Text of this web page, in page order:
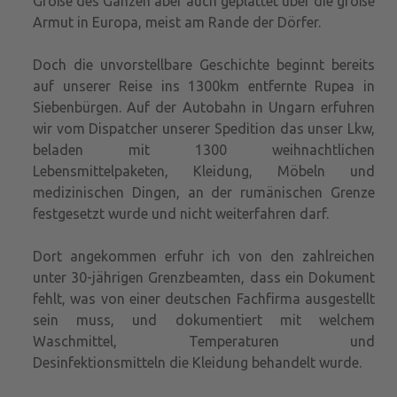
Armut in Europa, meist am Rande der Dörfer.
Doch die unvorstellbare Geschichte beginnt bereits
auf unserer Reise ins 1300km entfernte Rupea in
Siebenbürgen. Auf der Autobahn in Ungarn erfuhren
wir vom Dispatcher unserer Spedition das unser Lkw,
beladen mit 1300 weihnachtlichen
Lebensmittelpaketen, Kleidung, Möbeln und
medizinischen Dingen, an der rumänischen Grenze
festgesetzt wurde und nicht weiterfahren darf.
Dort angekommen erfuhr ich von den zahlreichen
unter 30-jährigen Grenzbeamten, dass ein Dokument
fehlt, was von einer deutschen Fachfirma ausgestellt
sein muss, und dokumentiert mit welchem
Waschmittel, Temperaturen und
Desinfektionsmitteln die Kleidung behandelt wurde.